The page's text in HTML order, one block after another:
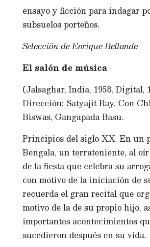
ensayo y ficción para indagar
subsuelos porteños.
Selección de Enrique Bellande
El salón de música
(Jalsaghar, India, 1958, Digital,
Dirección: Satyajit Ray. Con
Biswas, Gangapada Basu.
Principios del siglo XX. En un
Bengala, un terrateniente, al
de la fiesta que celebra su
con motivo de la iniciación de
recuerda el gran recital que
motivo de la de su propio hijo,
importantes acontecimientos
sucedieron después en su vida.